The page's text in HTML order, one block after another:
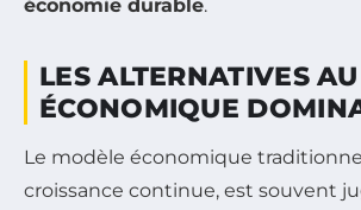
économie durable.
LES ALTERNATIVES
ÉCONOMIQUE
Le modèle économique
croissance continue, est souvent